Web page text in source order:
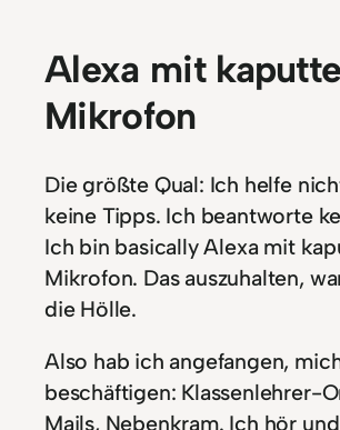
Alexa mit
Mikrofon
Die größte Qual: Ich helfe
keine Tipps. Ich beantworte
Ich bin basically Alexa mit
Mikrofon. Das auszuhalten,
die Hölle.
Also hab ich angefangen,
beschäftigen: Klassenlehrer-
Mails, Nebenkram. Ich hör